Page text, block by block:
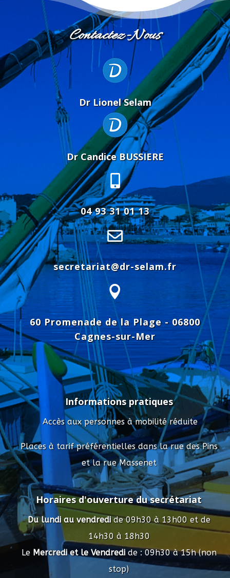
Contactez-Nous
Dr LionelSelam
Dr Candice BUSSIERE

04 93 31 01 13

secretariat@dr-selam.fr

60 Promenade de la Plage - 06800
Cagnes-sur-Mer
Informations pratiques
Accès aux personnes à mobilité réduite
Places à tarif préférentielles dans la rue des Pins
et la rue Massenet
Horaires d'ouverture du secrétariat
Du lundi au vendredide 09h30 à 13h00 et de
14h30 à 18h30
Le Mercredi et le Vendredide : 09h30 à 15h (non
stop)